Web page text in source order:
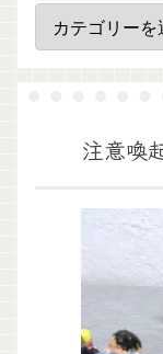
注意喚